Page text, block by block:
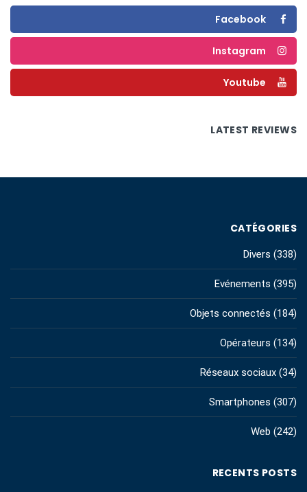
Facebook
Instagram
Youtube
LATEST REVIEWS
CATÉGORIES
Divers (338)
Evénements (395)
Objets connectés (184)
Opérateurs (134)
Réseaux sociaux (34)
Smartphones (307)
Web (242)
RECENTS POSTS